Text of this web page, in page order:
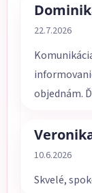
Hodnotenie
22.7.2026
objednám.
Hodnotenie
10.6.2026
Skvelé,